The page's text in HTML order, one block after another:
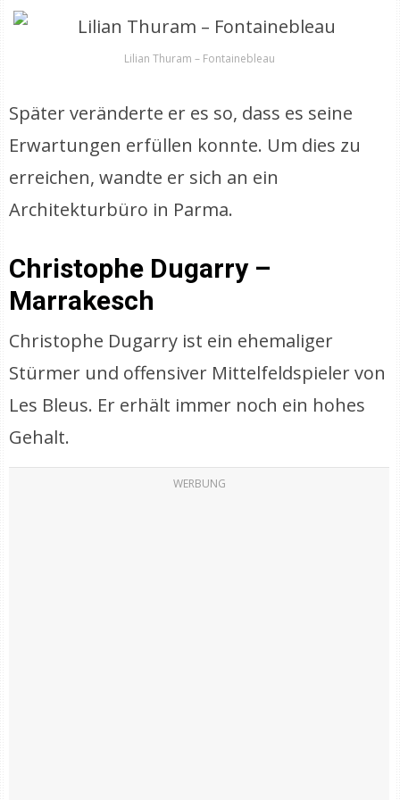
Lilian Thuram – Fontainebleau
Später veränderte er es so, dass es seine
Erwartungen erfüllen konnte. Um dies zu
erreichen, wandte er sich an ein
Architekturbüro in Parma.
Christophe Dugarry –
Marrakesch
Christophe Dugarry ist ein ehemaliger
Stürmer und offensiver Mittelfeldspieler von
Les Bleus. Er erhält immer noch ein hohes
Gehalt.
WERBUNG